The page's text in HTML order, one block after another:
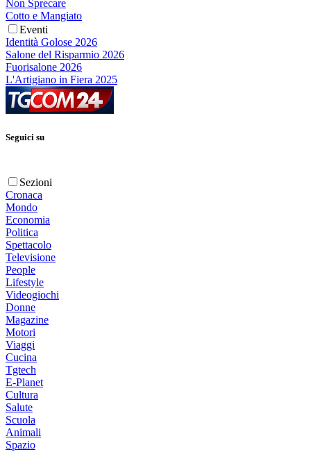
Non Sprecare
Cotto e Mangiato
Eventi
Identità Golose 2026
Salone del Risparmio 2026
Fuorisalone 2026
L'Artigiano in Fiera 2025
Seguici su
Sezioni
Cronaca
Mondo
Economia
Politica
Spettacolo
Televisione
People
Lifestyle
Videogiochi
Donne
Magazine
Motori
Viaggi
Cucina
Tgtech
E-Planet
Cultura
Salute
Scuola
Animali
Spazio